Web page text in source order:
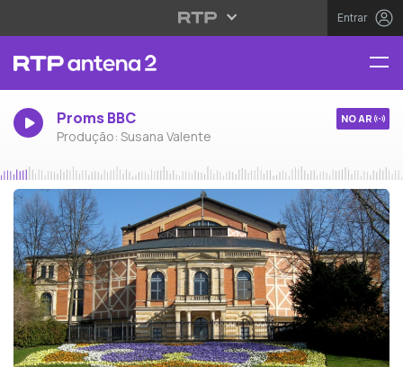
Entrar
Proms BBC
Produção: Susana Valente
NO AR